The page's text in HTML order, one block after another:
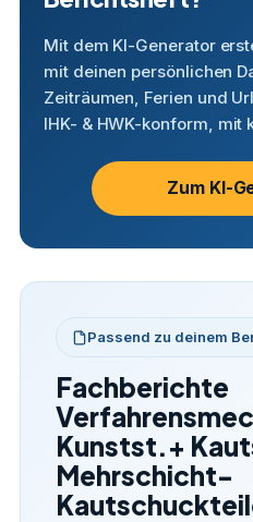
Mit dem KI-Generator
mit deinen persönlichen
Zeiträumen, Ferien und
IHK- & HWK-konform, mit
Zum KI-
Passend zu deinem
Fachberichte
Kunstst.+
Mehrschicht-